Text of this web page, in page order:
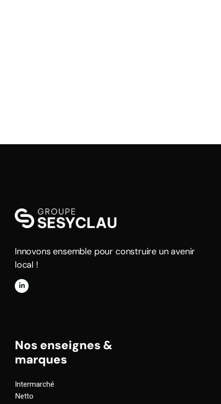
Innovons ensemble pour construire un avenir
local !
Nos enseignes &
marques
Intermarché
Netto